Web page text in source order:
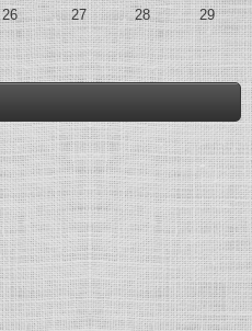
26 27 28
29